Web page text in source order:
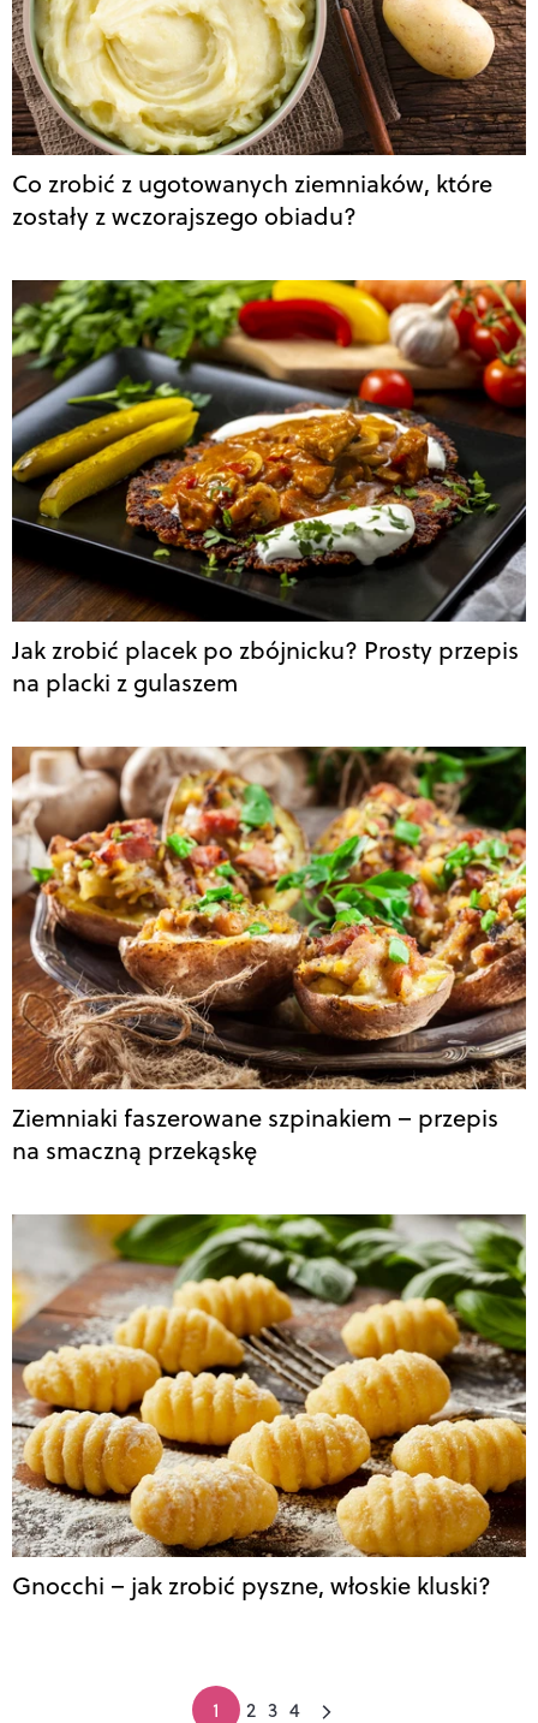
Co zrobić z ugotowanych ziemniaków, które
zostały z wczorajszego obiadu?
Jak zrobić placek po zbójnicku? Prosty przepis
na placki z gulaszem
Ziemniaki faszerowane szpinakiem – przepis
na smaczną przekąskę
Gnocchi – jak zrobić pyszne, włoskie kluski?
1 2 3 4